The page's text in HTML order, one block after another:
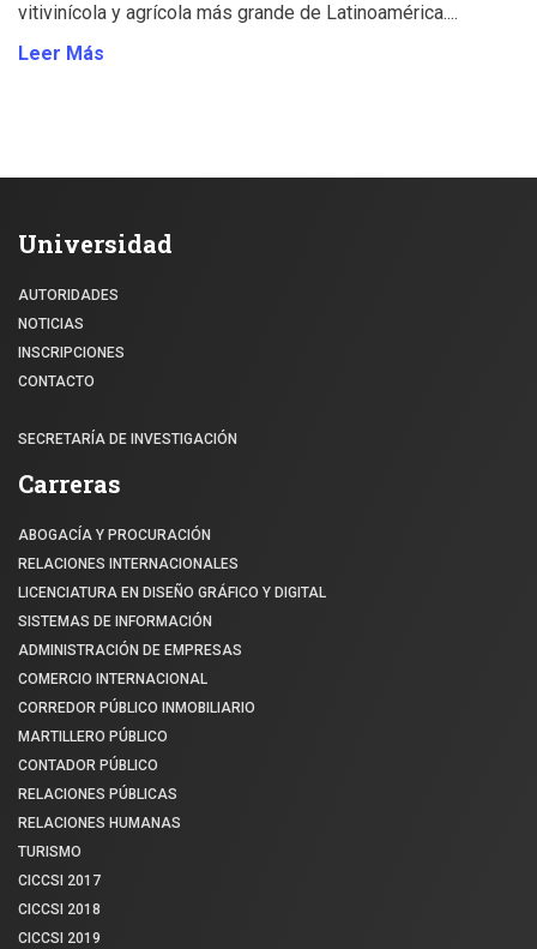
vitivinícola y agrícola más grande de Latinoamérica....
Leer Más
Universidad
AUTORIDADES
NOTICIAS
INSCRIPCIONES
CONTACTO
SECRETARÍA DE INVESTIGACIÓN
Carreras
ABOGACÍA Y PROCURACIÓN
RELACIONES INTERNACIONALES
LICENCIATURA EN DISEÑO GRÁFICO Y DIGITAL
SISTEMAS DE INFORMACIÓN
ADMINISTRACIÓN DE EMPRESAS
COMERCIO INTERNACIONAL
CORREDOR PÚBLICO INMOBILIARIO
MARTILLERO PÚBLICO
CONTADOR PÚBLICO
RELACIONES PÚBLICAS
RELACIONES HUMANAS
TURISMO
CICCSI 2017
CICCSI 2018
CICCSI 2019